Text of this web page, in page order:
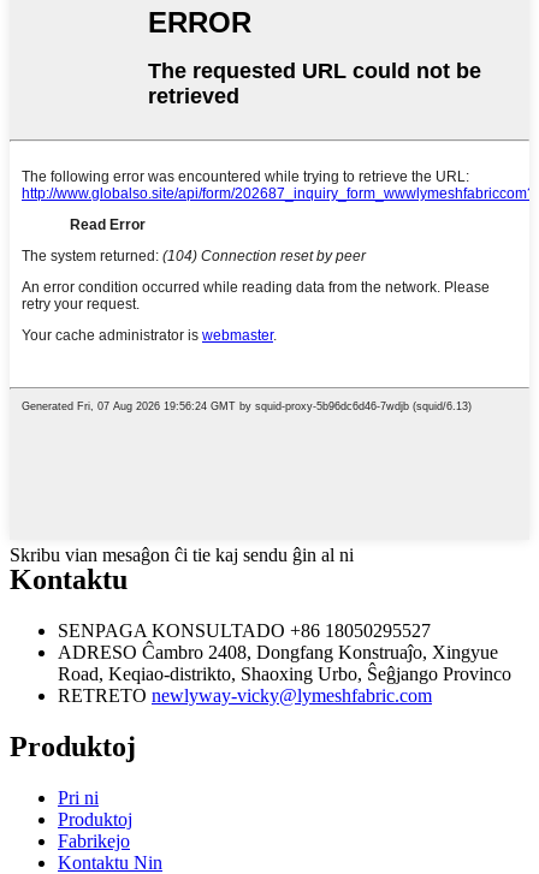
Skribu vian mesaĝon ĉi tie kaj sendu ĝin al ni
Kontaktu
SENPAGA KONSULTADO +86 18050295527
ADRESO Ĉambro 2408, Dongfang Konstruaĵo, Xingyue
Road, Keqiao-distrikto, Shaoxing Urbo, Ŝeĝjango Provinco
RETRETO newlyway-vicky@lymeshfabric.com
Produktoj
Pri ni
Produktoj
Fabrikejo
Kontaktu Nin